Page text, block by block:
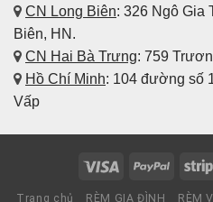
CN Long Biên: 326 Ngô Gia
Biên, HN.
CN Hai Bà Trưng: 759
Hồ Chí Minh: 104 đường số
Vấp
Trang chủ RÈM GIA ĐÌNH RÈM